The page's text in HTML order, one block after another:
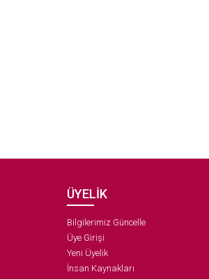
ÜYELİK
Bilgilerimiz Güncelle
Üye Girişi
Yeni Üyelik
İnsan Kaynakları